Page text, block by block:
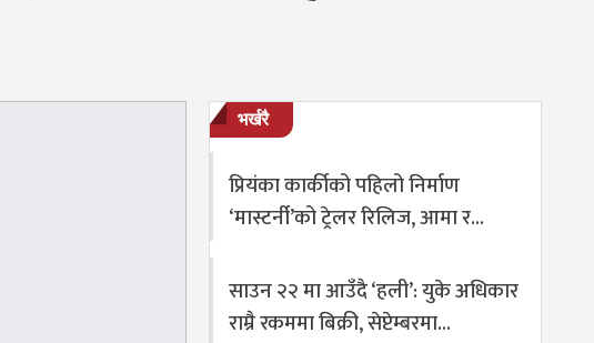
भर्खरै
प्रियंका कार्कीको पहिलो निर्माण
‘मास्टर्नी’को ट्रेलर रिलिज, आमा र…
साउन २२ मा आउँदै ‘हली’: युके अधिकार
राम्रै रकममा बिक्री, सेप्टेम्बरमा…